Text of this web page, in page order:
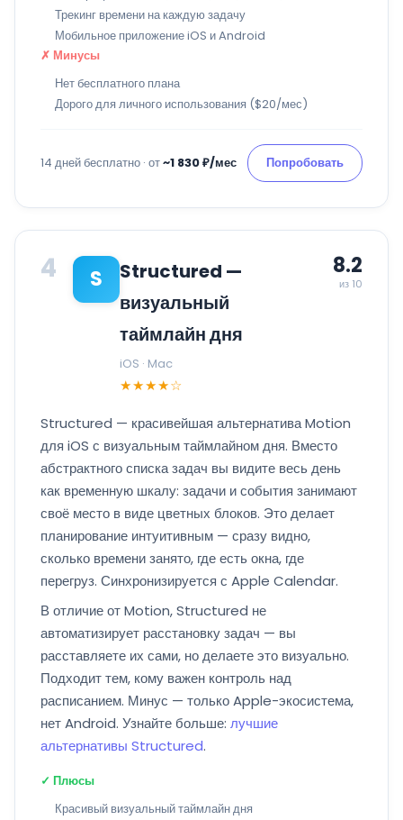
Трекинг времени на каждую задачу
Мобильное приложение iOS и Android
✗ Минусы
Нет бесплатного плана
Дорого для личного использования ($20/мес)
14 дней бесплатно · от~1 830 ₽/мес Попробовать
4 S
Structured —
визуальный
таймлайн дня
iOS · Mac
★★★★☆
8.2
из 10
Structured — красивейшая альтернатива Motion
для iOS с визуальным таймлайном дня. Вместо
абстрактного списка задач вы видите весь день
как временную шкалу: задачи и события занимают
своё место в виде цветных блоков. Это делает
планирование интуитивным — сразу видно,
сколько времени занято, где есть окна, где
перегруз. Синхронизируется с Apple Calendar.
В отличие от Motion, Structured не
автоматизирует расстановку задач — вы
расставляете их сами, но делаете это визуально.
Подходит тем, кому важен контроль над
расписанием. Минус — только Apple-экосистема,
нет Android. Узнайте больше: лучшие
альтернативы Structured.
✓ Плюсы
Красивый визуальный таймлайн дня